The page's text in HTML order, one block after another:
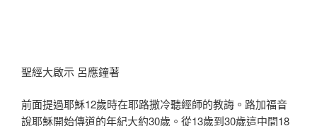
聖經大啟示 呂應鐘著
前面提過耶穌12歲時在耶路撒冷聽經師的教誨。路加福音
說耶穌開始傳道的年紀大約30歲。從13歲到30歲這中間18